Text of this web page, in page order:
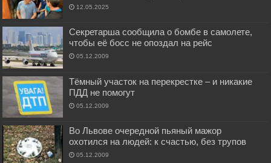
12.05.2025
Секретарша сообщила о бомбе в самолете,
чтобы её босс не опоздал на рейс
05.12.2009
Тёмный участок на перекрестке – и никакие
ПДД не помогут
05.12.2009
Во Львове очередной пьяный мажор
охотился на людей: к счастью, без трупов
05.12.2009